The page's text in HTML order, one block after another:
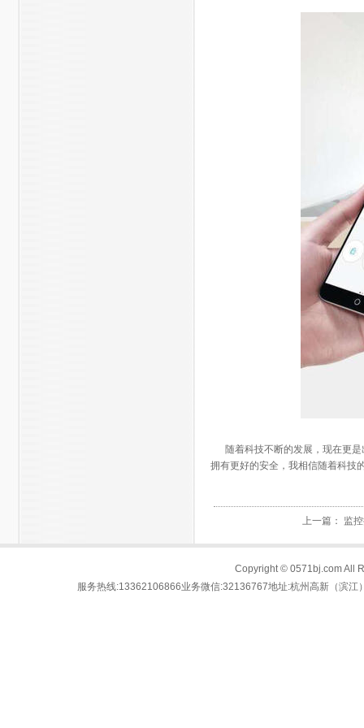
随着科技不断的发展，现在更是
拥有更好的安全，我相信随着科技
上一篇： 监
Copyright © 0571bj.com All
服务热线:13362106866业务微信:32136767地址:杭州高新（滨